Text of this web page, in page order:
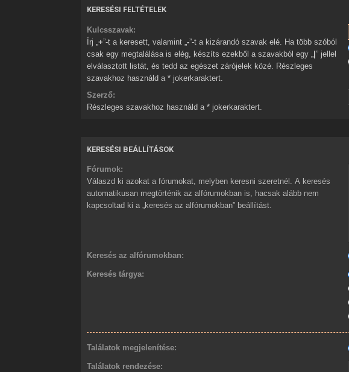
KERESÉSI FELTÉTELEK
Kulcsszavak:
Írj „+”-t a keresett, valamint „-”-t a kizárandó szavak elé. Ha több szóból
csak egy megtalálása is elég, készíts ezekből a szavakból egy „
|” jellel
elválasztott listát, és tedd az egészet zárójelek közé. Részleges
szavakhoz használd a * jokerkaraktert.
Szerző:
Részleges szavakhoz használd a * jokerkaraktert.
KERESÉSI BEÁLLÍTÁSOK
Fórumok:
Válaszd ki azokat a fórumokat, melyben keresni szeretnél. A keresés
automatikusan megtörténik az alfórumokban is, hacsak alább nem
kapcsoltad ki a „keresés az alfórumokban” beállítást.
Keresés az alfórumokban:
Keresés tárgya:
Találatok megjelenítése:
Találatok rendezése: